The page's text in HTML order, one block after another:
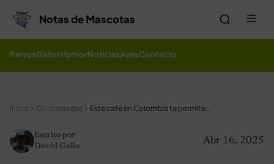
Notas de Mascotas
PerrosGatosHumorNoticiasAvesContacto
Inicio Curiosidades Este café en Colombia te permite conocer gatos abandonados y reubicarlos o adoptarlos
Abr 16, 2025
Escrito por
David Gallo